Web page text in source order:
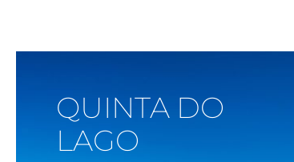
QUINTA DO
LAGO